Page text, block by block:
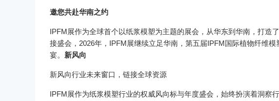
邀您共赴华南之约
IPFM展作为全球首个以纸浆模塑为主题的展会，从华东到华南，打造
接盛会，2026年，IPFM展继续立足华南，第五届IPFM国际植物纤维
宴。 新风向
新风向行业未来窗口，链接全球资源
IPFM展作为纸浆模塑行业的权威风向标与年度盛会，始终扮演着洞察